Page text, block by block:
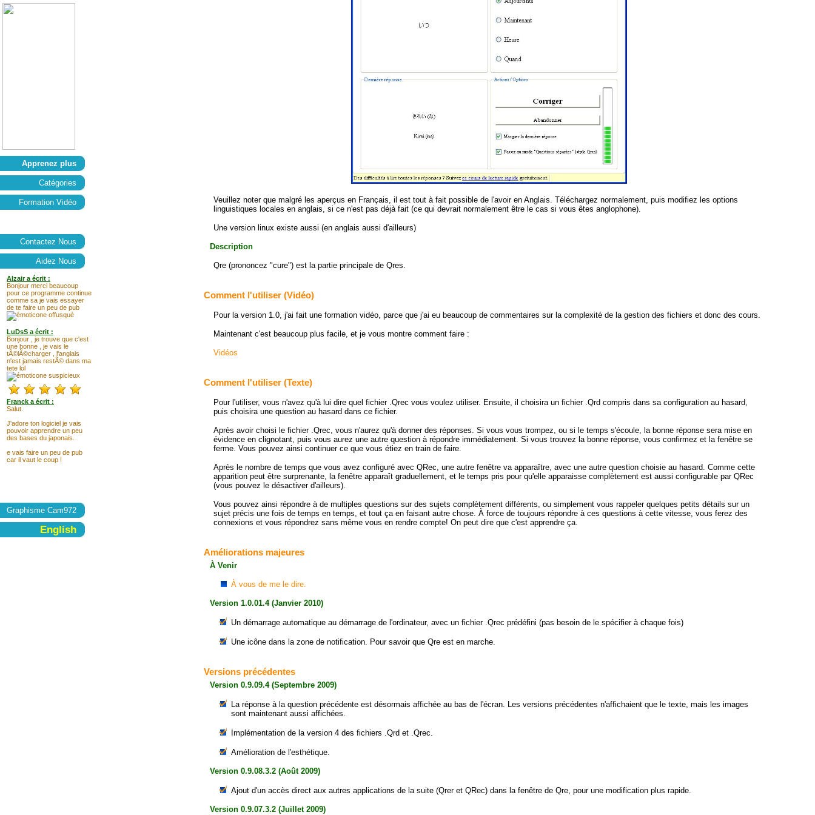
Veuillez noter que malgré les aperçus en Français, il est tout à fait possible de l'avoir en Anglais. Téléchargez normalement, puis modifiez les options
linguistiques locales en anglais, si ce n'est pas déjà fait (ce qui devrait normalement être le cas si vous êtes anglophone).
Une version linux existe aussi (en anglais aussi d'ailleurs)
Description
Qre (prononcez "cure") est la partie principale de Qres.
Comment l'utiliser (Vidéo)
Pour la version 1.0, j'ai fait une formation vidéo, parce que j'ai eu beaucoup de commentaires sur la complexité de la gestion des fichiers et donc des cours.
Maintenant c'est beaucoup plus facile, et je vous montre comment faire :
Vidéos
Comment l'utiliser (Texte)
Pour l'utiliser, vous n'avez qu'à lui dire quel fichier .Qrec vous voulez utiliser. Ensuite, il choisira un fichier .Qrd compris dans sa configuration au hasard,
puis choisira une question au hasard dans ce fichier.
Après avoir choisi le fichier .Qrec, vous n'aurez qu'à donner des réponses. Si vous vous trompez, ou si le temps s'écoule, la bonne réponse sera mise en
évidence en clignotant, puis vous aurez une autre question à répondre immédiatement. Si vous trouvez la bonne réponse, vous confirmez et la fenêtre se
ferme. Vous pouvez ainsi continuer ce que vous étiez en train de faire.
Après le nombre de temps que vous avez configuré avec QRec, une autre fenêtre va apparaître, avec une autre question choisie au hasard. Comme cette
apparition peut être surprenante, la fenêtre apparaît graduellement, et le temps pris pour qu'elle apparaisse complètement est aussi configurable par QRec
(vous pouvez le désactiver d'ailleurs).
Vous pouvez ainsi répondre à de multiples questions sur des sujets complètement différents, ou simplement vous rappeler quelques petits détails sur un
sujet précis une fois de temps en temps, et tout ça en faisant autre chose. À force de toujours répondre à ces questions à cette vitesse, vous ferez des
connexions et vous répondrez sans même vous en rendre compte! On peut dire que c'est apprendre ça.
Améliorations majeures
À Venir
À vous de me le dire.
Version 1.0.01.4 (Janvier 2010)
Un démarrage automatique au démarrage de l'ordinateur, avec un fichier .Qrec prédéfini (pas besoin de le spécifier à chaque fois)
Une icône dans la zone de notification. Pour savoir que Qre est en marche.
Versions précédentes
Version 0.9.09.4 (Septembre 2009)
La réponse à la question précédente est désormais affichée au bas de l'écran. Les versions précédentes n'affichaient que le texte, mais les images
sont maintenant aussi affichées.
Implémentation de la version 4 des fichiers .Qrd et .Qrec.
Amélioration de l'esthétique.
Version 0.9.08.3.2 (Août 2009)
Ajout d'un accès direct aux autres applications de la suite (Qrer et QRec) dans la fenêtre de Qre, pour une modification plus rapide.
Version 0.9.07.3.2 (Juillet 2009)
Apprenez plus
Catégories
Formation Vidéo
Contactez Nous
Aidez Nous
Alzair a écrit :
Bonjour merci beaucoup
pour ce programme continue
comme sa je vais essayer
de te faire un peu de pub
LuDsS a écrit :
Bonjour , je trouve que c'est
une bonne , je vais le
tÃ©lÃ©charger , l'anglais
n'est jamais restÃ© dans ma
tete lol
Franck a écrit :
Salut.
J'adore ton logiciel je vais
pouvoir apprendre un peu
des bases du japonais.
e vais faire un peu de pub
car il vaut le coup !
Graphisme Cam972
English